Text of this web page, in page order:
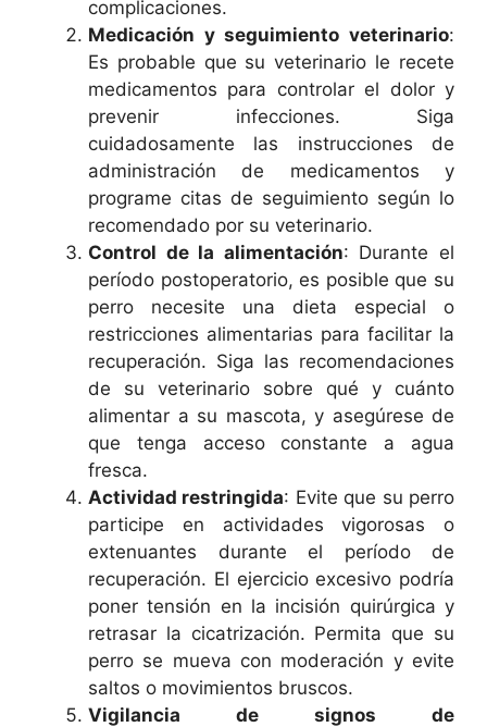
complicaciones.
Medicación y seguimiento veterinario:
Es probable que su veterinario le recete
medicamentos para controlar el dolor y
prevenir infecciones. Siga
cuidadosamente las instrucciones de
administración de medicamentos y
programe citas de seguimiento según lo
recomendado por su veterinario.
Control de la alimentación: Durante el
período postoperatorio, es posible que su
perro necesite una dieta especial o
restricciones alimentarias para facilitar la
recuperación. Siga las recomendaciones
de su veterinario sobre qué y cuánto
alimentar a su mascota, y asegúrese de
que tenga acceso constante a agua
fresca.
Actividad restringida: Evite que su perro
participe en actividades vigorosas o
extenuantes durante el período de
recuperación. El ejercicio excesivo podría
poner tensión en la incisión quirúrgica y
retrasar la cicatrización. Permita que su
perro se mueva con moderación y evite
saltos o movimientos bruscos.
Vigilancia de signos de